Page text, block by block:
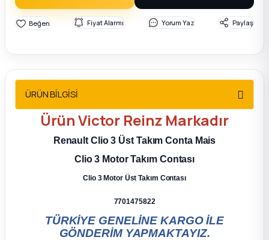
Parça
Sedan
Fiyat Alarmı Yorum Yaz Paylaş
ÜRÜN BİLGİSİ
ÜrünVictor Reinz Markadır
Renault Clio 3 Üst Takım Conta Mais
Clio 3 Motor Takım Contası
Clio 3 Motor Üst Takım Contası
7701475822
TÜRKİYE GENELİNE KARGO İLE
GÖNDERİM YAPMAKTAYIZ.